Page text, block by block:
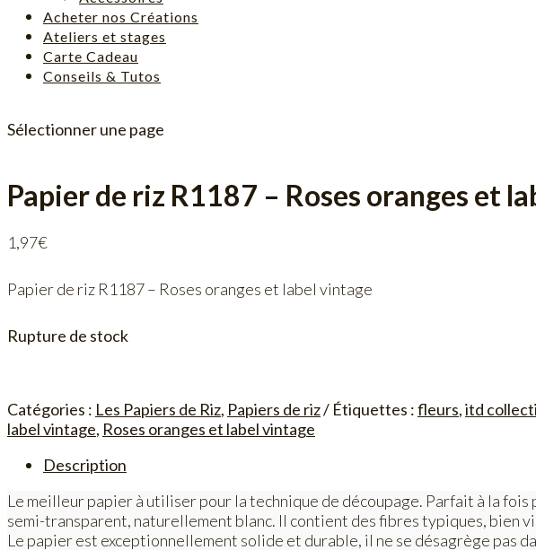
Acheter nos Créations
Ateliers et stages
Carte Cadeau
Conseils & Tutos
Sélectionner une page
Papier de riz R1187 – Roses oranges et
1,97€
Papier de riz R1187 – Roses oranges et label vintage
Rupture de stock
Catégories : Les Papiers de Riz, Papiers de riz Étiquettes :fleurs,itd
label vintage, Roses oranges et label vintage
Description
Le meilleur papier à utiliser pour la technique de découpage. Parfait à la
semi-transparent, naturellement blanc. Il contient des fibres typiques, bien
Le papier est exceptionnellement solide et durable, il ne se désagrège pas